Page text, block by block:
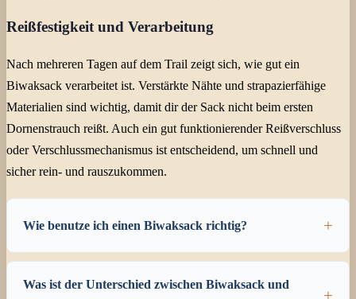
Reißfestigkeit und Verarbeitung
Nach mehreren Tagen auf dem Trail zeigt sich, wie gut ein
Biwaksack verarbeitet ist. Verstärkte Nähte und strapazierfähige
Materialien sind wichtig, damit dir der Sack nicht beim ersten
Dornenstrauch reißt. Auch ein gut funktionierender Reißverschluss
oder Verschlussmechanismus ist entscheidend, um schnell und
sicher rein- und rauszukommen.
Wie benutze ich einen Biwaksack richtig?
Was ist der Unterschied zwischen Biwaksack und